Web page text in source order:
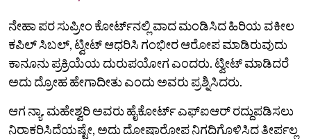
ನೇಹಾ ಪರ ಸುಪ್ರೀಂ ಕೋರ್ಟ್‌ನಲ್ಲಿ ವಾದ ಮಂಡಿಸಿದ ಹಿರಿಯ ವಕೀಲ
ಕಪಿಲ್‌ ಸಿಬಲ್‌, ಟ್ವೀಟ್‌ ಆಧರಿಸಿ ಗಂಭೀರ ಆರೋಪ ಮಾಡಿರುವುದು
ಕಾನೂನು ಪ್ರಕ್ರಿಯೆಯ ದುರುಪಯೋಗ ಎಂದರು. ಟ್ವೀಟ್‌ ಮಾಡಿದರೆ
ಅದು ದ್ರೋಹ ಹೇಗಾದೀತು ಎಂದು ಅವರು ಪ್ರಶ್ನಿಸಿದರು.
ಆಗ ನ್ಯಾ. ಮಹೇಶ್ವರಿ ಅವರು ಹೈಕೋರ್ಟ್ ಎಫ್‌ಐಆರ್ ರದ್ದುಪಡಿಸಲು
ನಿರಾಕರಿಸಿದೆಯಷ್ಟೇ, ಅದು ದೋಷಾರೋಪ ನಿಗದಿಗೊಳಿಸಿದ ತೀರ್ಪಲ್ಲ